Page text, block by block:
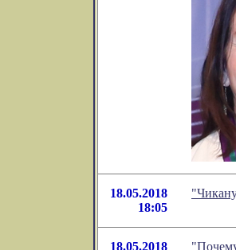
18.05.2018
18:05
18.05.2018